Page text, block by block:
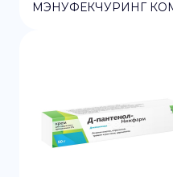
МЭНУФЕКЧУРИНГ